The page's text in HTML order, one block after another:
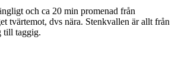
och ca 20 min promenad från
tvärtemot, dvs nära. Stenkvallen är allt från
till taggig.